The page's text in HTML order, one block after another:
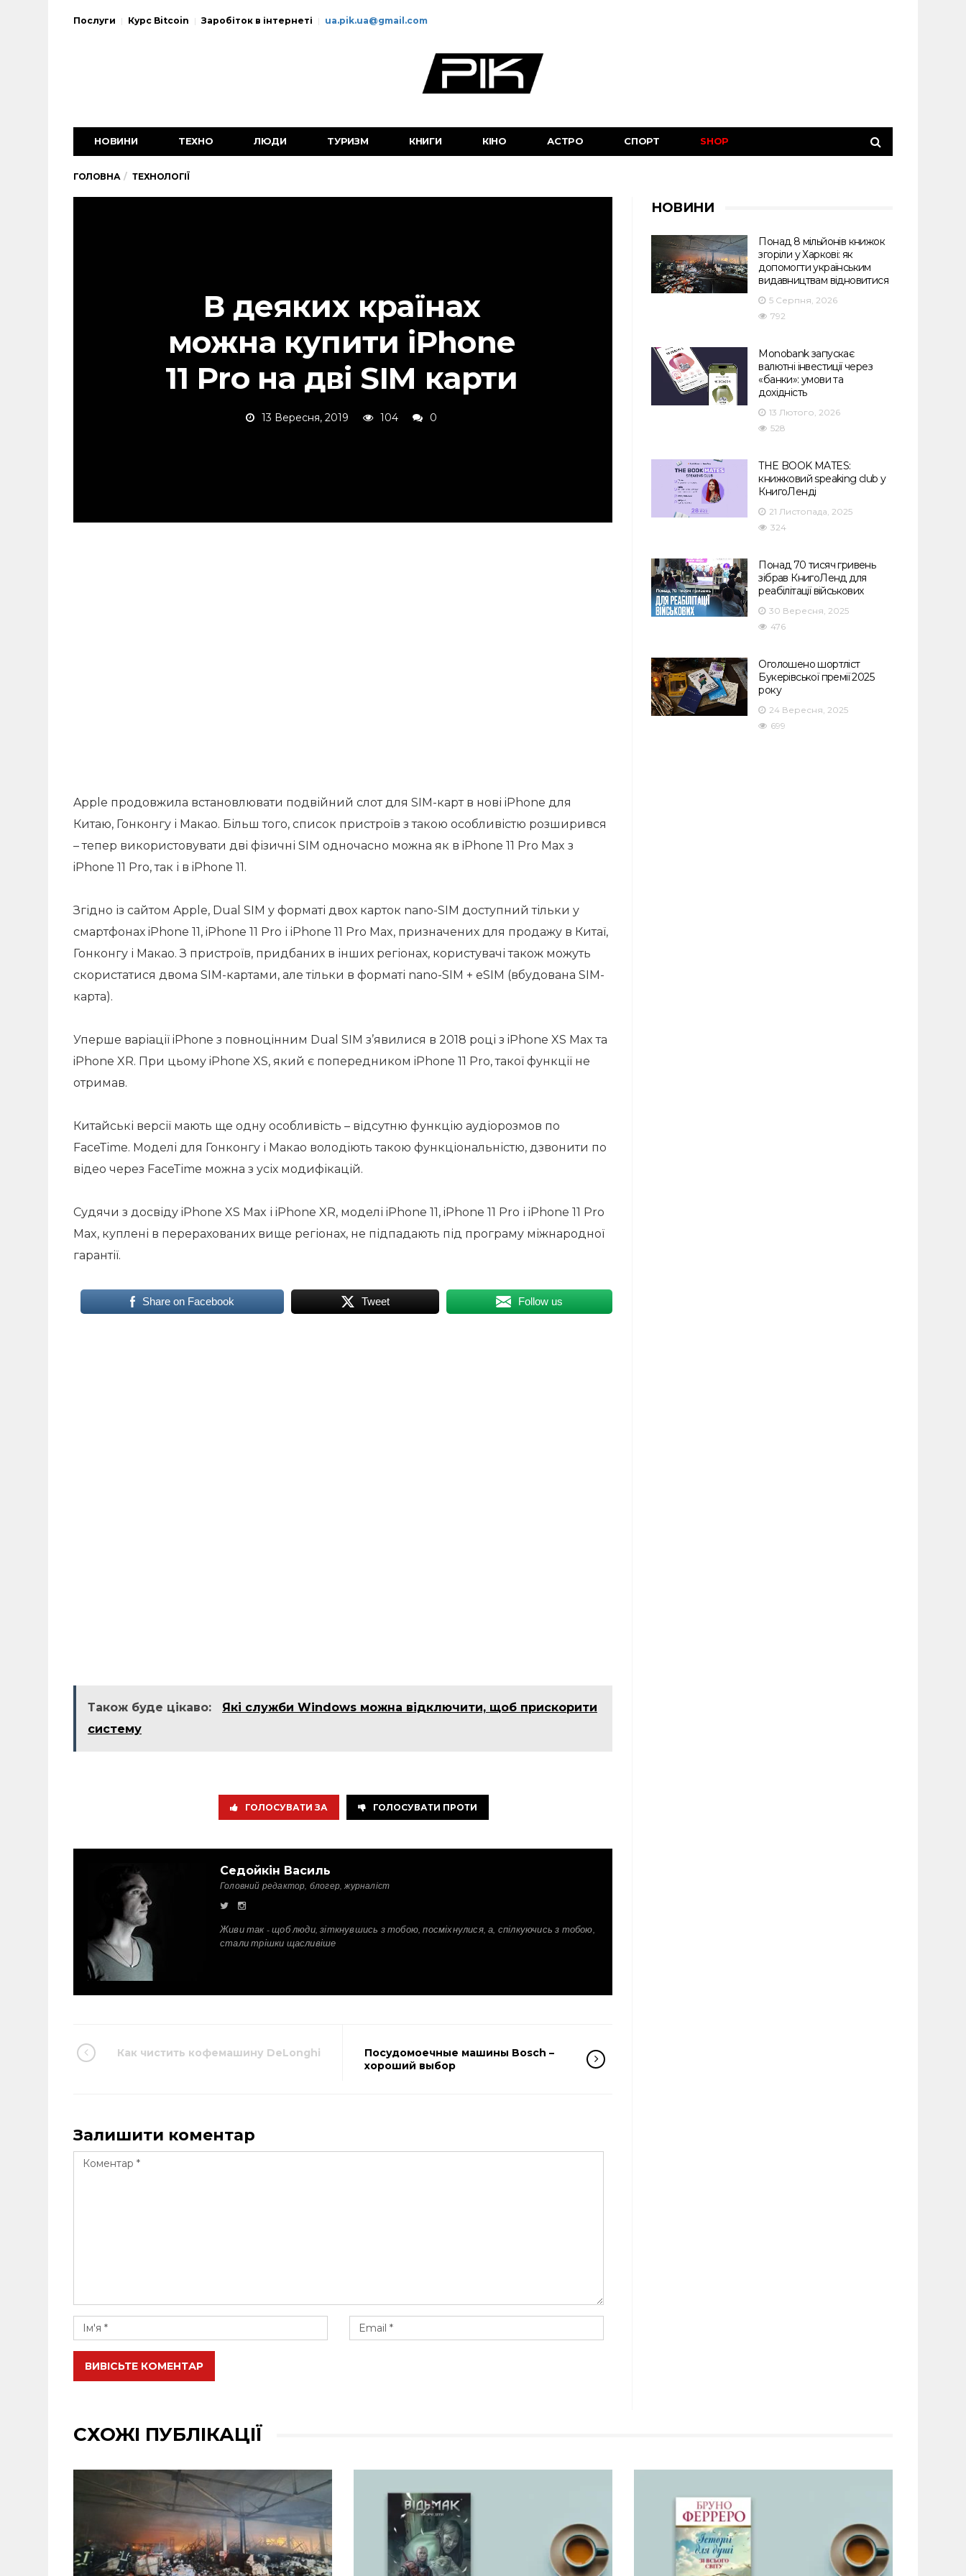
Послуги Курс Bitcoin Заробіток в інтернеті ua.pik.ua@gmail.com
НОВИНИ ТЕХНО ЛЮДИ ТУРИЗМ КНИГИ КІНО АСТРО СПОРТ SHOP
ГОЛОВНА ТЕХНОЛОГІЇ
В деяких країнах
можна купити iPhone
11 Pro на дві SIM карти
13 Вересня, 2019 104 0
Apple продовжила встановлювати подвійний слот для SIM-карт в нові iPhone для
Китаю, Гонконгу і Макао. Більш того, список пристроїв з такою особливістю розширився
– тепер використовувати дві фізичні SIM одночасно можна як в iPhone 11 Pro Max з
iPhone 11 Pro, так і в iPhone 11.
Згідно із сайтом Apple, Dual SIM у форматі двох карток nano-SIM доступний тільки у
смартфонах iPhone 11, iPhone 11 Pro і iPhone 11 Pro Max, призначених для продажу в Китаї,
Гонконгу і Макао. З пристроїв, придбаних в інших регіонах, користувачі також можуть
скористатися двома SIM-картами, але тільки в форматі nano-SIM + eSIM (вбудована SIM-
карта).
Уперше варіації iPhone з повноцінним Dual SIM з’явилися в 2018 році з iPhone XS Max та
iPhone XR. При цьому iPhone XS, який є попередником iPhone 11 Pro, такої функції не
отримав.
Китайські версії мають ще одну особливість – відсутню функцію аудіорозмов по
FaceTime. Моделі для Гонконгу і Макао володіють такою функціональністю, дзвонити по
відео через FaceTime можна з усіх модифікацій.
Судячи з досвіду iPhone XS Max і iPhone XR, моделі iPhone 11, iPhone 11 Pro і iPhone 11 Pro
Max, куплені в перерахованих вище регіонах, не підпадають під програму міжнародної
гарантії.
Share on Facebook Tweet Follow us
Також буде цікаво:
Які служби Windows можна відключити, щоб прискорити
систему
ГОЛОСУВАТИ ЗА ГОЛОСУВАТИ ПРОТИ
Седойкін Василь
Головний редактор, блогер, журналіст
Живи так - щоб люди, зіткнувшись з тобою, посміхнулися, а, спілкуючись з тобою,
стали трішки щасливіше
Как чистить кофемашину DeLonghi
Посудомоечные машины Bosch –
хороший выбор
Залишити коментар
ВИВІСЬТЕ КОМЕНТАР
НОВИНИ
Понад 8 мільйонів книжок
згоріли у Харкові: як
допомогти українським
видавництвам відновитися
5 Серпня, 2026
792
Monobank запускає
валютні інвестиції через
«банки»: умови та
дохідність
13 Лютого, 2026
528
THE BOOK MATES:
книжковий speaking club у
КнигоЛенді
21 Листопада, 2025
324
Понад 70 тисяч гривень
зібрав КнигоЛенд для
реабілітації військових
30 Вересня, 2025
476
Оголошено шортліст
Букерівської премії 2025
року
24 Вересня, 2025
699
СХОЖІ ПУБЛІКАЦІЇ